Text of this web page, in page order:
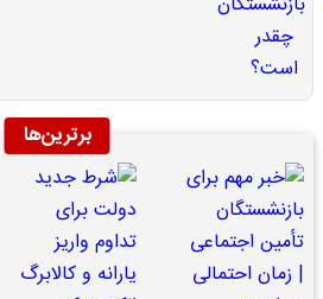
برترین‌ها